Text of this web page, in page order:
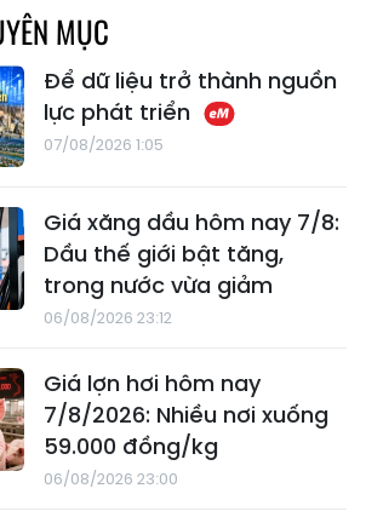
MỤC
Để dữ liệu trở thành nguồn
lực phát triển
07/08/2026 1:05
Giá xăng dầu hôm nay 7/8:
Dầu thế giới bật tăng,
trong nước vừa giảm
06/08/2026 23:12
Giá lợn hơi hôm nay
7/8/2026: Nhiều nơi xuống
59.000 đồng/kg
06/08/2026 23:00